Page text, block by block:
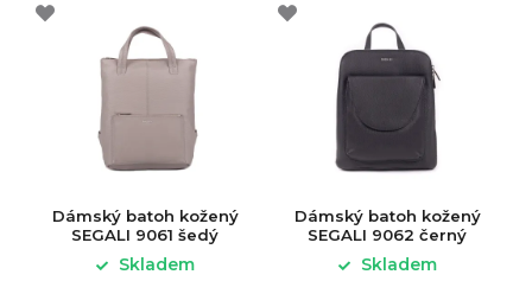
Dámský batoh kožený
SEGALI 9061 šedý
Skladem
Dámský batoh kožený
SEGALI 9062 černý
Skladem